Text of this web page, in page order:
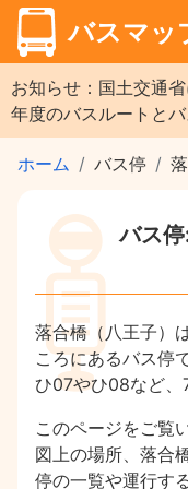
バスマッ
お知らせ：国土交通
年度のバスルートと
ホーム バス停
バス停
落合橋（八王子）
ころにあるバス停で
ひ07やひ08など、
このページをご覧
図上の場所、落合
停の一覧や運行す